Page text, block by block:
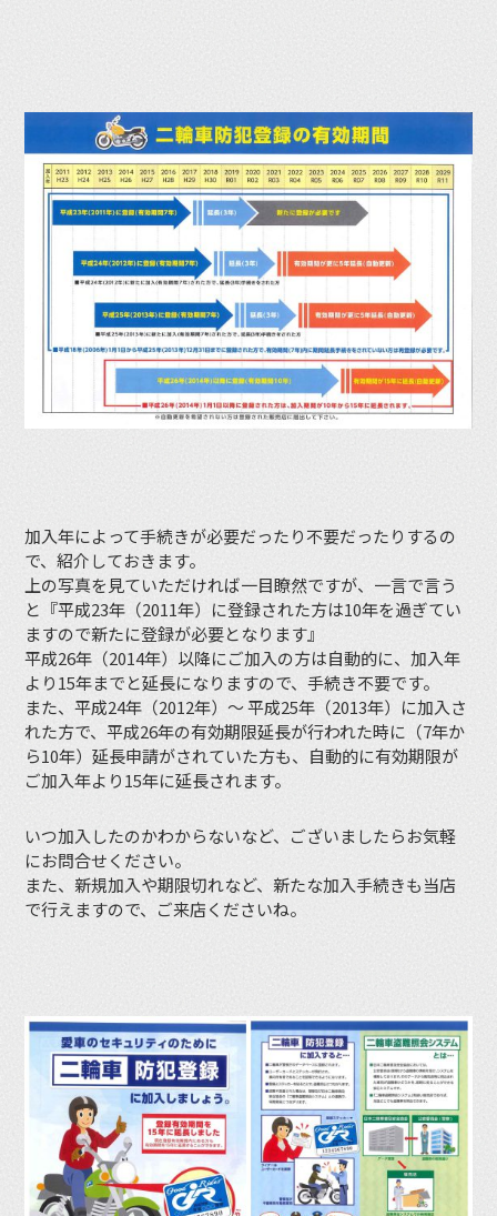
加入年によって手続きが必要だったり不要だったりするの
で、紹介しておきます。
上の写真を見ていただければ一目瞭然ですが、一言で言う
と『平成23年（2011年）に登録された方は10年を過ぎてい
ますので新たに登録が必要となります』
平成26年（2014年）以降にご加入の方は自動的に、加入年
より15年までと延長になりますので、手続き不要です。
また、平成24年（2012年）〜 平成25年（2013年）に加入さ
れた方で、平成26年の有効期限延長が行われた時に（7年か
ら10年）延長申請がされていた方も、自動的に有効期限が
ご加入年より15年に延長されます。
いつ加入したのかわからないなど、ございましたらお気軽
にお問合せください。
また、新規加入や期限切れなど、新たな加入手続きも当店
で行えますので、ご来店くださいね。